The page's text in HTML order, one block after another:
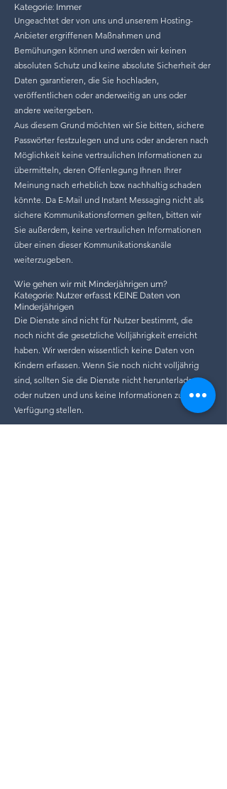
Kategorie: Immer
Ungeachtet der von uns und unserem Hosting-
Anbieter ergriffenen Maßnahmen und
Bemühungen können und werden wir keinen
absoluten Schutz und keine absolute Sicherheit der
Daten garantieren, die Sie hochladen,
veröffentlichen oder anderweitig an uns oder
andere weitergeben.
Aus diesem Grund möchten wir Sie bitten, sichere
Passwörter festzulegen und uns oder anderen nach
Möglichkeit keine vertraulichen Informationen zu
übermitteln, deren Offenlegung Ihnen Ihrer
Meinung nach erheblich bzw. nachhaltig schaden
könnte. Da E-Mail und Instant Messaging nicht als
sichere Kommunikationsformen gelten, bitten wir
Sie außerdem, keine vertraulichen Informationen
über einen dieser Kommunikationskanäle
weiterzugeben.
Wie gehen wir mit Minderjährigen um?
Kategorie: Nutzer erfasst KEINE Daten von
Minderjährigen
Die Dienste sind nicht für Nutzer bestimmt, die
noch nicht die gesetzliche Volljährigkeit erreicht
haben. Wir werden wissentlich keine Daten von
Kindern erfassen. Wenn Sie noch nicht volljährig
sind, sollten Sie die Dienste nicht herunterladen
oder nutzen und uns keine Informationen zur
Verfügung stellen.